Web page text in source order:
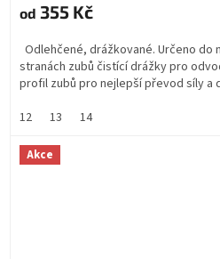
od 355 Kč
Odlehčené, drážkované. Určeno do
stranách zubů čistící drážky pro
profil zubů pro nejlepší převod síly a
12
13 14
Akce